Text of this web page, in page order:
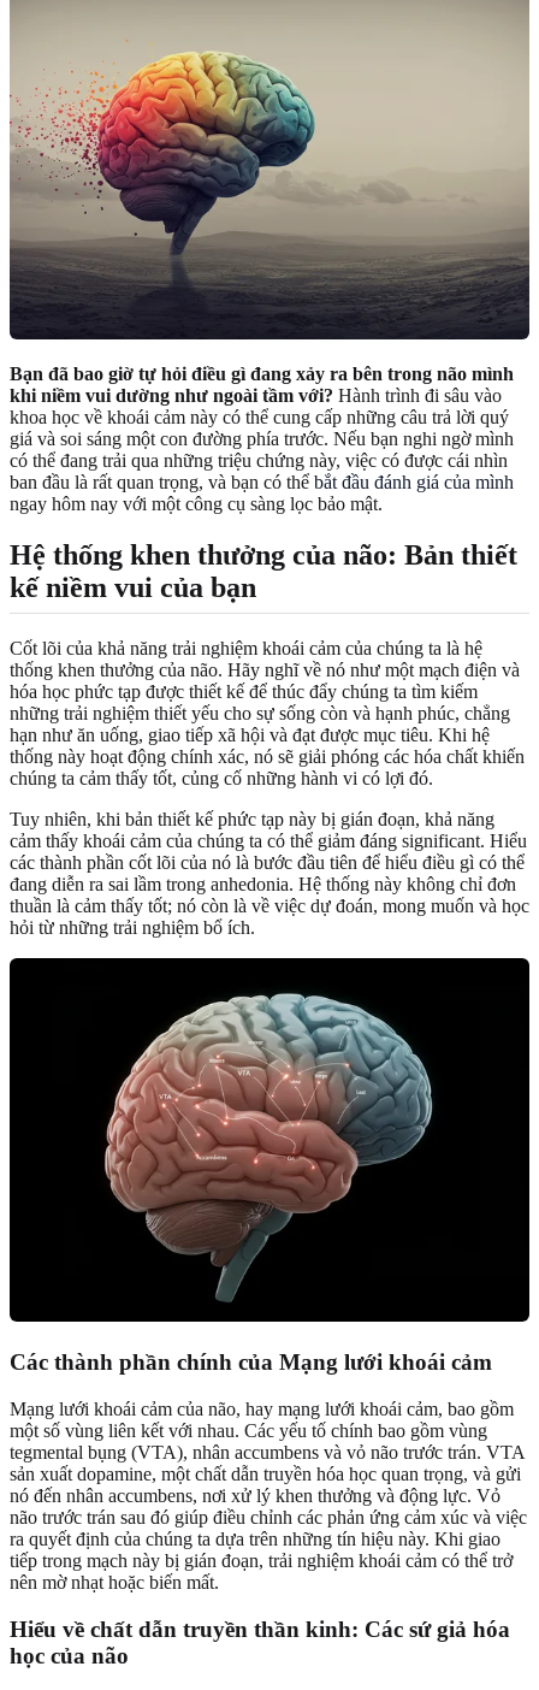
Bạn đã bao giờ tự hỏi điều gì đang xảy ra bên trong não mình
khi niềm vui dường như ngoài tầm với? Hành trình đi sâu vào
khoa học về khoái cảm này có thể cung cấp những câu trả lời quý
giá và soi sáng một con đường phía trước. Nếu bạn nghi ngờ mình
có thể đang trải qua những triệu chứng này, việc có được cái nhìn
ban đầu là rất quan trọng, và bạn có thể bắt đầu đánh giá của mình
ngay hôm nay với một công cụ sàng lọc bảo mật.
Hệ thống khen thưởng của não: Bản thiết
kế niềm vui của bạn
Cốt lõi của khả năng trải nghiệm khoái cảm của chúng ta là hệ
thống khen thưởng của não. Hãy nghĩ về nó như một mạch điện và
hóa học phức tạp được thiết kế để thúc đẩy chúng ta tìm kiếm
những trải nghiệm thiết yếu cho sự sống còn và hạnh phúc, chẳng
hạn như ăn uống, giao tiếp xã hội và đạt được mục tiêu. Khi hệ
thống này hoạt động chính xác, nó sẽ giải phóng các hóa chất khiến
chúng ta cảm thấy tốt, củng cố những hành vi có lợi đó.
Tuy nhiên, khi bản thiết kế phức tạp này bị gián đoạn, khả năng
cảm thấy khoái cảm của chúng ta có thể giảm đáng significant. Hiểu
các thành phần cốt lõi của nó là bước đầu tiên để hiểu điều gì có thể
đang diễn ra sai lầm trong anhedonia. Hệ thống này không chỉ đơn
thuần là cảm thấy tốt; nó còn là về việc dự đoán, mong muốn và học
hỏi từ những trải nghiệm bổ ích.
Các thành phần chính của Mạng lưới khoái cảm
Mạng lưới khoái cảm của não, hay mạng lưới khoái cảm, bao gồm
một số vùng liên kết với nhau. Các yếu tố chính bao gồm vùng
tegmental bụng (VTA), nhân accumbens và vỏ não trước trán. VTA
sản xuất dopamine, một chất dẫn truyền hóa học quan trọng, và gửi
nó đến nhân accumbens, nơi xử lý khen thưởng và động lực. Vỏ
não trước trán sau đó giúp điều chỉnh các phản ứng cảm xúc và việc
ra quyết định của chúng ta dựa trên những tín hiệu này. Khi giao
tiếp trong mạch này bị gián đoạn, trải nghiệm khoái cảm có thể trở
nên mờ nhạt hoặc biến mất.
Hiểu về chất dẫn truyền thần kinh: Các sứ giả hóa
học của não